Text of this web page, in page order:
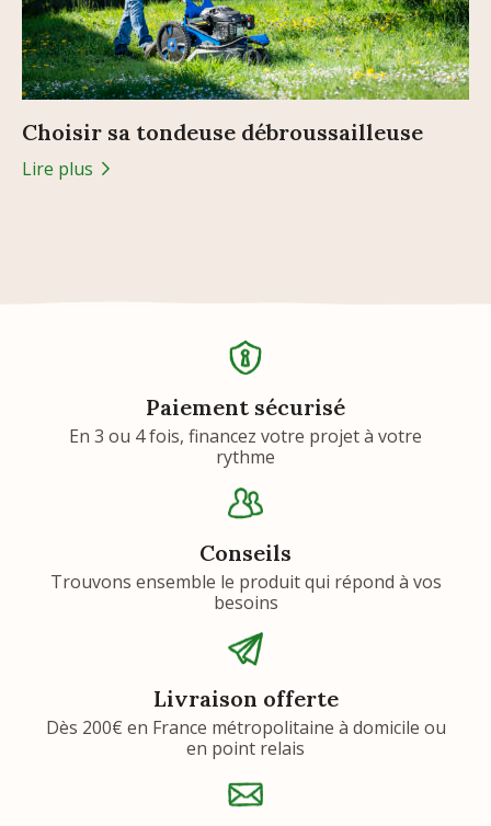
Choisir sa tondeuse débroussailleuse
Lire plus
Paiement sécurisé
En 3 ou 4 fois, financez votre projet à votre
rythme
Conseils
Trouvons ensemble le produit qui répond à vos
besoins
Livraison offerte
Dès 200€ en France métropolitaine à domicile ou
en point relais